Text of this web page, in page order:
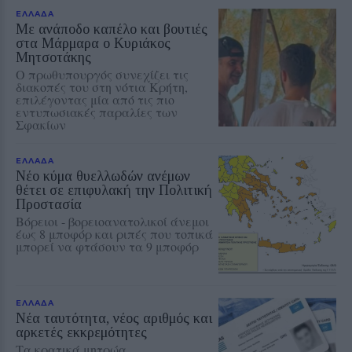
ΕΛΛΑΔΑ
Με ανάποδο καπέλο και βουτιές
στα Μάρμαρα ο Κυριάκος
Μητσοτάκης
Ο πρωθυπουργός συνεχίζει τις
διακοπές του στη νότια Κρήτη,
επιλέγοντας μία από τις πιο
εντυπωσιακές παραλίες των
Σφακίων
ΕΛΛΑΔΑ
Νέο κύμα θυελλωδών ανέμων
θέτει σε επιφυλακή την Πολιτική
Προστασία
Βόρειοι - βορειοανατολικοί άνεμοι
έως 8 μποφόρ και ριπές που τοπικά
μπορεί να φτάσουν τα 9 μποφόρ
ΕΛΛΑΔΑ
Νέα ταυτότητα, νέος αριθμός και
αρκετές εκκρεμότητες